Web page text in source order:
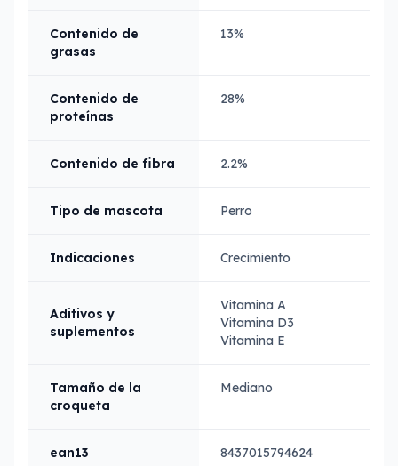
Contenido de
grasas
13%
Contenido de
proteínas
28%
Contenido de fibra 2.2%
Tipo de mascota Perro
Indicaciones Crecimiento
Aditivos y
suplementos
Vitamina A
Vitamina D3
Vitamina E
Tamaño de la
croqueta
Mediano
ean13 8437015794624